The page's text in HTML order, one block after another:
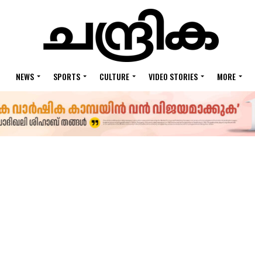
NEWS SPORTS CULTURE VIDEO STORIES MORE